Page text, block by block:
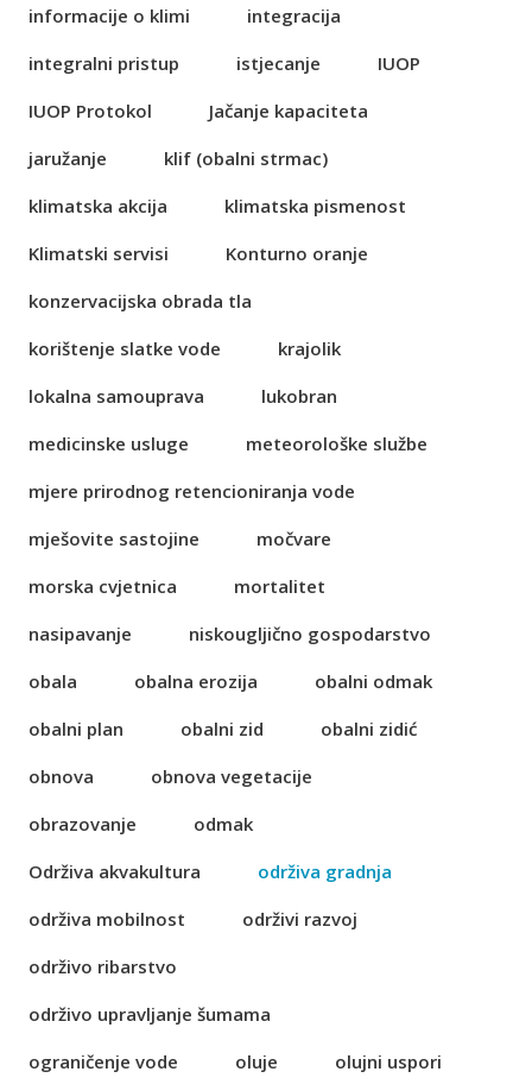
informacije o klimi
integracija
integralni pristup
istjecanje
IUOP
IUOP Protokol
Jačanje kapaciteta
jaružanje
klif (obalni strmac)
klimatska akcija
klimatska pismenost
Klimatski servisi
Konturno oranje
konzervacijska obrada tla
korištenje slatke vode
krajolik
lokalna samouprava
lukobran
medicinske usluge
meteorološke službe
mjere prirodnog retencioniranja vode
mješovite sastojine
močvare
morska cvjetnica
mortalitet
nasipavanje
niskougljično gospodarstvo
obala
obalna erozija
obalni odmak
obalni plan
obalni zid
obalni zidić
obnova
obnova vegetacije
obrazovanje
odmak
Održiva akvakultura
održiva gradnja
održiva mobilnost
održivi razvoj
održivo ribarstvo
održivo upravljanje šumama
ograničenje vode
oluje
olujni uspori